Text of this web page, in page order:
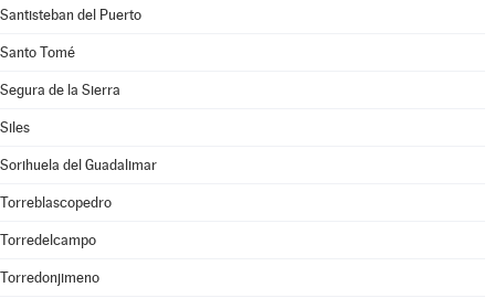
Santisteban del Puerto
Santo Tomé
Segura de la Sierra
Siles
Sorihuela del Guadalimar
Torreblascopedro
Torredelcampo
Torredonjimeno